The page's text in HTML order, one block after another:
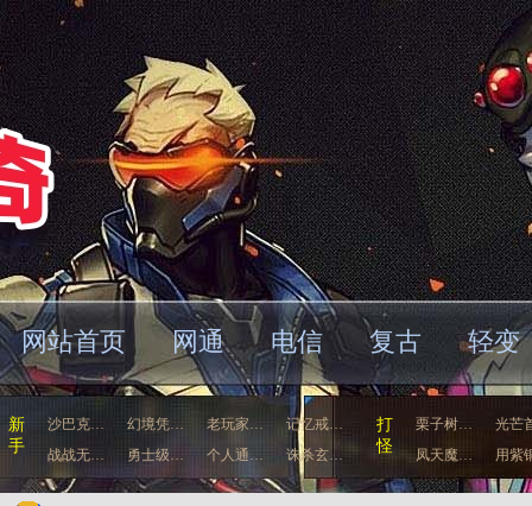
网站首页 网通 电信 复古 轻变
车
新
手
沙巴克… 幻境凭… 老玩家…
记忆戒…
战战无…
勇士级… 个人通… 诛杀玄…
打
怪
栗子树…
光芒
凤天魔…
用紫